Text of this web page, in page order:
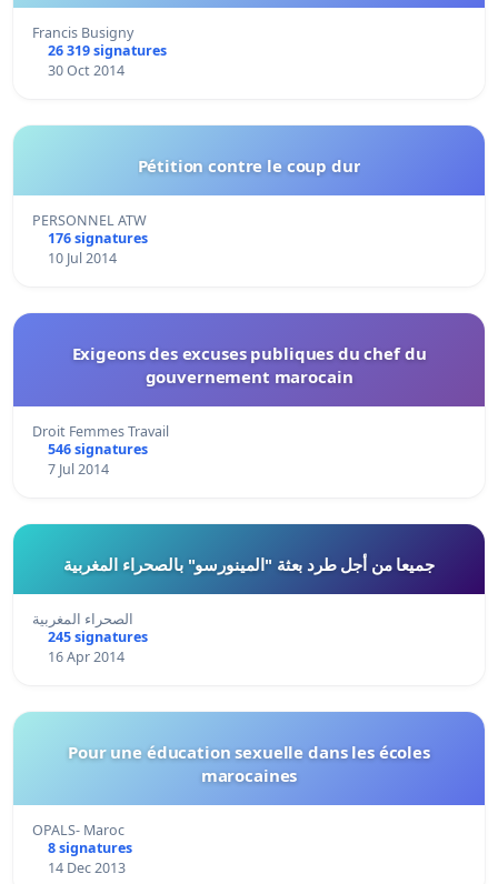
Francis Busigny
26 319 signatures
30 Oct 2014
Pétition contre le coup dur
PERSONNEL ATW
176 signatures
10 Jul 2014
Exigeons des excuses publiques du chef du
gouvernement marocain
Droit Femmes Travail
546 signatures
7 Jul 2014
جميعا من أجل طرد بعثة "المينورسو" بالصحراء المغربية
الصحراء المغربية
245 signatures
16 Apr 2014
Pour une éducation sexuelle dans les écoles
marocaines
OPALS- Maroc
8 signatures
14 Dec 2013